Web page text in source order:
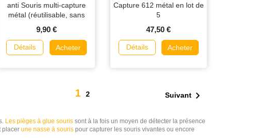
anti Souris multi-capture
métal (réutilisable, sans
9,90 €
Détails Acheter
Capture 612 métal en lot de
5
47,50 €
Détails Acheter
12 Suivant
Les pièges à glue sourissont à la fois un moyen de détecter la présence
placer une nasse à sourispour capturer les souris vivantes ou encore